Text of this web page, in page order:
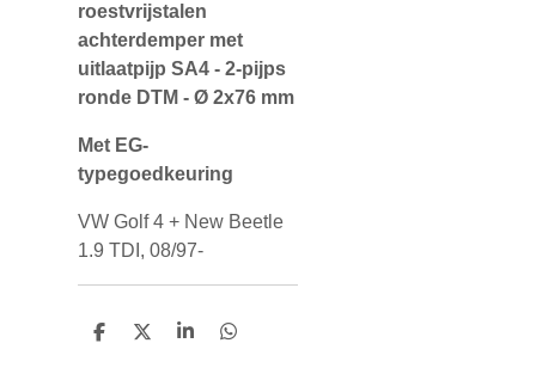
roestvrijstalen
achterdemper met
uitlaatpijp SA4 - 2-pijps
ronde DTM - Ø 2x76 mm
Met EG-
typegoedkeuring
VW Golf 4 + New Beetle
1.9 TDI, 08/97-
D
D
S
D